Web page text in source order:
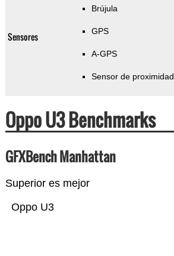
Sensores
Brújula
GPS
A-GPS
Sensor de proximidad
Oppo U3 Benchmarks
GFXBench Manhattan
Superior es mejor
Oppo U3